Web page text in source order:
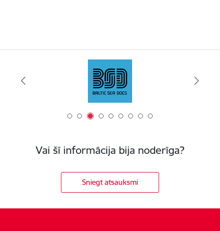
Vai šī informācija bija noderīga?
Sniegt atsauksmi